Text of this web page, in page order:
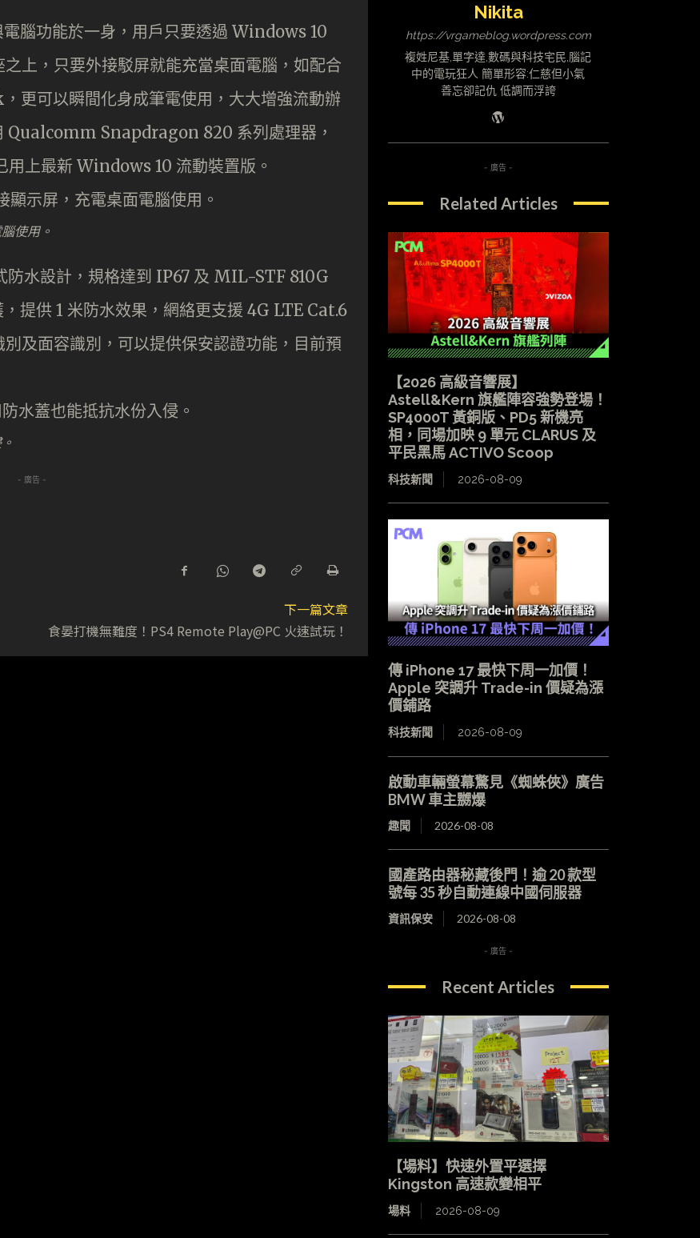
腦功能於一身，用戶只要透過 Windows 10
上，只要外接駁屏就能充當桌面電腦，如配合
更可以瞬間化身成筆電使用，大大增強流動辦
Qualcomm Snapdragon 820 系列處理器，
上最新 Windows 10 流動裝置版。
使用。
水設計，規格達到 IP67 及 MIL-STF 810G
提供 1 米防水效果，網絡更支援 4G LTE Cat.6
及面容識別，可以提供保安認證功能，目前預
- 廣告 -
下一篇文章
食晏打機無難度！PS4 Remote Play@PC 火速試玩！
Nikita
https://vrgameblog.wordpress.com
複姓尼基,單字達,數碼與科技宅民,腦記
中的電玩狂人 簡單形容:仁慈但小氣
善忘卻記仇 低調而浮誇
- 廣告 -
Related Articles
【2026 高級音響展】
Astell&Kern 旗艦陣容強勢登場！
SP4000T 黃銅版、PD5 新機亮
相，同場加映 9 單元 CLARUS 及
平民黑馬 ACTIVO Scoop
科技新聞 2026-08-09
傳 iPhone 17 最快下周一加價！
Apple 突調升 Trade-in 價疑為漲
價鋪路
科技新聞 2026-08-09
啟動車輛螢幕驚見《蜘蛛俠》廣告
BMW 車主嬲爆
趣聞 2026-08-08
國產路由器秘藏後門！逾 20 款型
號每 35 秒自動連線中國伺服器
資訊保安 2026-08-08
- 廣告 -
Recent Articles
【場料】快速外置平選擇
Kingston 高速款變相平
場料 2026-08-09